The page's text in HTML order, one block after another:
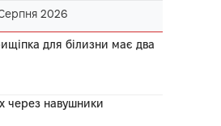
2026
для білизни має два
через навушники